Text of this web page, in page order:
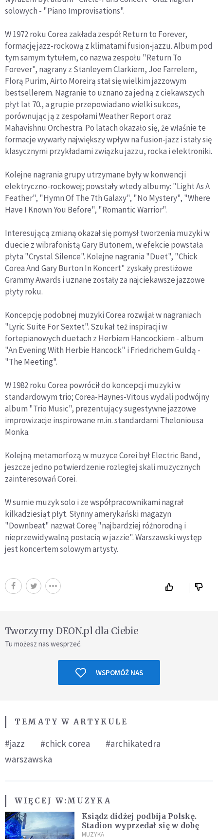
solowych - "Piano Improvisations".
W 1972 roku Corea zakłada zespół Return to Forever,
formację jazz-rockową z klimatami fusion-jazzu. Album pod
tym samym tytułem, co nazwa zespołu "Return To
Forever", nagrany z Stanleyem Clarkiem, Joe Farrelem,
Florą Purim, Airto Moreirą stał się wielkim jazzowym
bestsellerem. Nagranie to uznano za jedną z ciekawszych
płyt lat 70., a grupie przepowiadano wielki sukces,
porównując ją z zespołami Weather Report oraz
Mahavishnu Orchestra. Po latach okazało się, że właśnie te
formacje wywarły największy wpływ na fusion-jazz i stały się
klasycznymi przykładami związku jazzu, rocka i elektroniki.
Kolejne nagrania grupy utrzymane były w konwencji
elektryczno-rockowej; powstały wtedy albumy: "Light As A
Feather", "Hymn Of The 7th Galaxy", "No Mystery", "Where
Have I Known You Before", "Romantic Warrior".
Interesującą zmianą okazał się pomysł tworzenia muzyki w
duecie z wibrafonistą Gary Butonem, w efekcie powstała
płyta "Crystal Silence". Kolejne nagrania "Duet", "Chick
Corea And Gary Burton In Koncert" zyskały prestiżowe
Grammy Awards i uznane zostały za najciekawsze jazzowe
płyty roku.
Koncepcję podobnej muzyki Corea rozwijał w nagraniach
"Lyric Suite For Sextet". Szukał też inspiracji w
fortepianowych duetach z Herbiem Hancockiem - album
"An Evening With Herbie Hancock" i Friedrichem Guldą -
"The Meeting".
W 1982 roku Corea powrócił do koncepcji muzyki w
standardowym trio; Corea-Haynes-Vitous wydali podwójny
album "Trio Music", prezentujący sugestywne jazzowe
improwizacje inspirowane m.in. standardami Theloniousa
Monka.
Kolejną metamorfozą w muzyce Corei był Electric Band,
jeszcze jedno potwierdzenie rozległej skali muzycznych
zainteresowań Corei.
W sumie muzyk solo i ze współpracownikami nagrał
kilkadziesiąt płyt. Słynny amerykański magazyn
"Downbeat" nazwał Coreę "najbardziej różnorodną i
nieprzewidywalną postacią w jazzie". Warszawski występ
jest koncertem solowym artysty.
Tworzymy DEON.pl dla Ciebie
Tu możesz nas wesprzeć.
WSPOMÓŻ NAS
TEMATY W ARTYKULE
#jazz #chick corea
#archikatedra
warszawska
WIĘCEJ W:MUZYKA
Ksiądz didżej podbija Polskę.
Stadion wyprzedał się w dobę
MUZYKA